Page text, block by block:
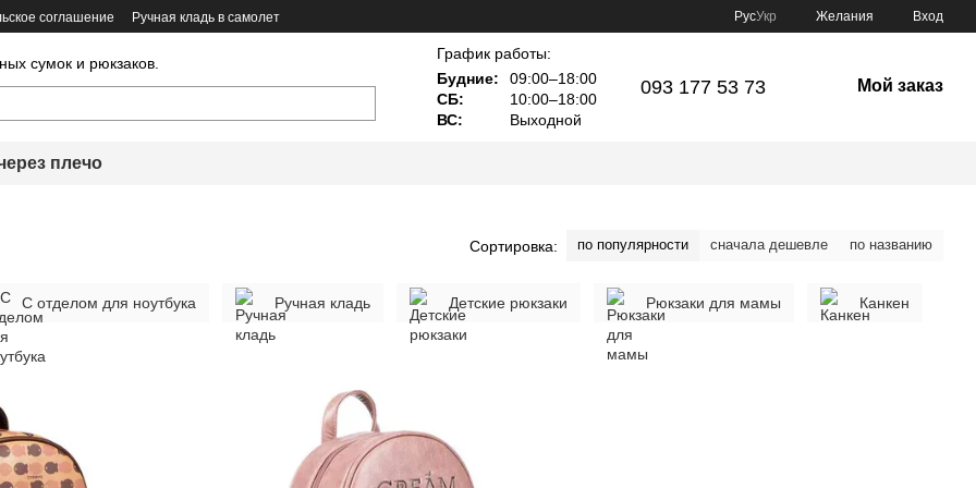
соглашение Ручная кладь в самолет РусУкр Желания Вход
сумок и рюкзаков.
График работы:
Будние:
09:00–18:00
СБ:
10:00–18:00
ВС:
Выходной
093 177 53 73 Мой заказ
плечо
Сортировка: по популярности сначала дешевле по названию
С отделом для ноутбука Ручная кладь Детские рюкзаки Рюкзаки для мамы Канкен